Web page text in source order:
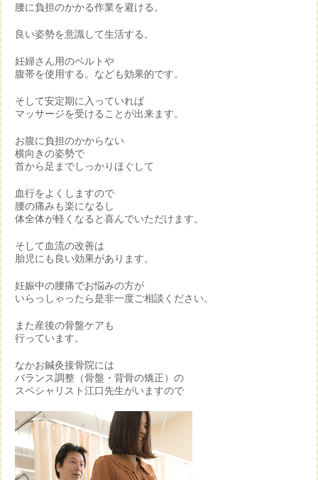
腰に負担のかかる作業を避ける。
良い姿勢を意識して生活する。
妊婦さん用のベルトや
腹帯を使用する。なども効果的です。
そして安定期に入っていれば
マッサージを受けることが出来ます。
お腹に負担のかからない
横向きの姿勢で
首から足までしっかりほぐして
血行をよくしますので
腰の痛みも楽になるし
体全体が軽くなると喜んでいただけます。
そして血流の改善は
胎児にも良い効果があります。
妊娠中の腰痛でお悩みの方が
いらっしゃったら是非一度ご相談ください。
また産後の骨盤ケアも
行っています。
なかお鍼灸接骨院には
バランス調整（骨盤・背骨の矯正）の
スペシャリスト江口先生がいますので